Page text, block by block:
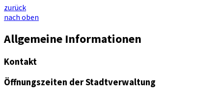
zurück
nach oben
Allgemeine Informationen
Kontakt
Öffnungszeiten der Stadtverwaltung